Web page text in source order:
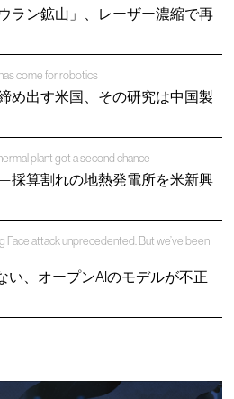
ラン鉱山」、レーザー濃縮で再
come for robotics
め出す米国、その研究は中国製
plant got a second chance
算割れの地熱発電所を米新興
Face attack unprecedented. But we’ve been
い、オープンAIのモデルが不正